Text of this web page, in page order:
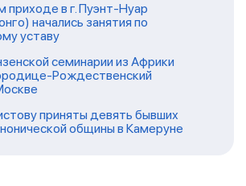
приходе в г. Пуэнт-Нуар
начались занятия по
уставу
семинарии из Африки
Рождественский
приняты девять бывших
общины в Камеруне